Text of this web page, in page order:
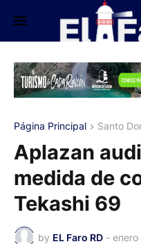
Página Principal Santo
Aplazan
medida de
Tekashi 69
by EL Faro RD - enero